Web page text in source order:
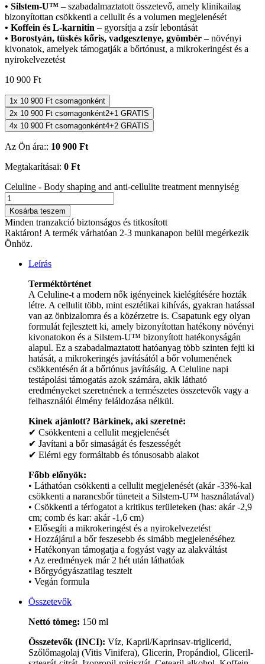
• Silstem-U™ – szabadalmaztatott összetevő, amely klinikailag
bizonyítottan csökkenti a cellulit és a volumen megjelenését
• Koffein és L-karnitin – gyorsítja a zsír lebontását
• Borostyán, tüskés kőris, vadgesztenye, gyömbér – növényi
kivonatok, amelyek támogatják a bőrtónust, a mikrokeringést és a
nyirokelvezetést
10 900 Ft
1x 10 900 Ft csomagonként
2x 10 900 Ft csomagonként2+1 GRATIS
4x 10 900 Ft csomagonként4+2 GRATIS
Az Ön ára:: 10 900 Ft
Megtakarításai: 0 Ft
Celuline - Body shaping and anti-cellulite treatment mennyiség
Kosárba teszem
Minden tranzakció biztonságos és titkosított
Raktáron! A termék várhatóan 2-3 munkanapon belül megérkezik
Önhöz.
Leírás
Terméktörténet​
A Celuline-t a modern nők igényeinek kielégítésére hozták
létre. A cellulit több, mint esztétikai kihívás, gyakran hatással
van az önbizalomra és a közérzetre is. Csapatunk egy olyan
formulát fejlesztett ki, amely bizonyítottan hatékony növényi
kivonatokon és a Silstem-U™ bizonyított hatékonyságán
alapul. Ez a szabadalmaztatott hatóanyag több szinten fejti ki
hatását, a mikrokeringés javításától a bőr volumenének
csökkentésén át a bőrtónus javításáig. A Celuline napi
testápolási támogatás azok számára, akik látható
eredményeket szeretnének a természetes összetevők vagy a
felhasználói élmény feláldozása nélkül.
Kinek ajánlott? Bárkinek, aki szeretné:
✔ Csökkenteni a cellulit megjelenését
✔ Javítani a bőr simaságát és feszességét
✔ Elérni egy formáltabb és tónusosabb alakot
Főbb előnyök:
• Láthatóan csökkenti a cellulit megjelenését (akár -33%-kal
csökkenti a narancsbőr tüneteit a Silstem-U™ használatával)
• Csökkenti a térfogatot a kritikus területeken (has: akár -2,9
cm; comb és kar: akár -1,6 cm)
• Elősegíti a mikrokeringést és a nyirokelvezetést
• Hozzájárul a bőr feszesebb és simább megjelenéséhez
• Hatékonyan támogatja a fogyást vagy az alakváltást
• Az eredmények már 2 hét után láthatóak
• Bőrgyógyászatilag tesztelt
• Vegán formula
Összetevők
Nettó tömeg: 150 ml
Összetevők (INCI): Víz, Kapril/Kaprinsav-triglicerid,
Szőlőmagolaj (Vitis Vinifera), Glicerin, Propándiol, Gliceril-